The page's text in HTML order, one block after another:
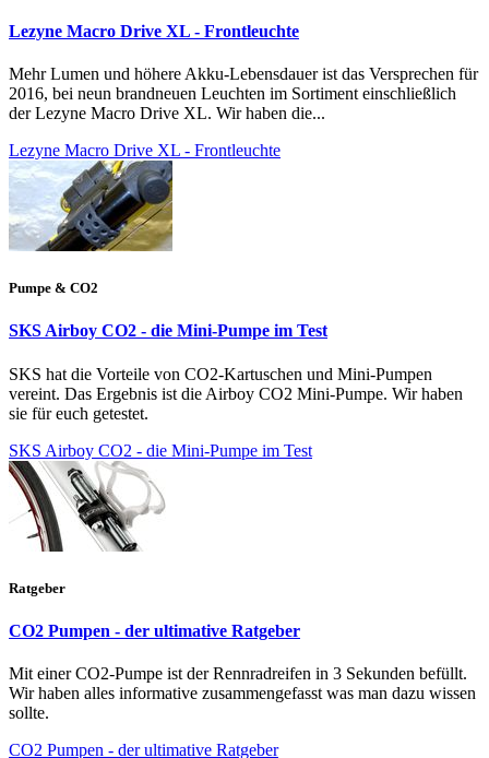
Lezyne Macro Drive XL - Frontleuchte
Mehr Lumen und höhere Akku-Lebensdauer ist das Versprechen für
2016, bei neun brandneuen Leuchten im Sortiment einschließlich
der Lezyne Macro Drive XL. Wir haben die...
Lezyne Macro Drive XL - Frontleuchte
Pumpe & CO2
SKS Airboy CO2 - die Mini-Pumpe im Test
SKS hat die Vorteile von CO2-Kartuschen und Mini-Pumpen
vereint. Das Ergebnis ist die Airboy CO2 Mini-Pumpe. Wir haben
sie für euch getestet.
SKS Airboy CO2 - die Mini-Pumpe im Test
Ratgeber
CO2 Pumpen - der ultimative Ratgeber
Mit einer CO2-Pumpe ist der Rennradreifen in 3 Sekunden befüllt.
Wir haben alles informative zusammengefasst was man dazu wissen
sollte.
CO2 Pumpen - der ultimative Ratgeber